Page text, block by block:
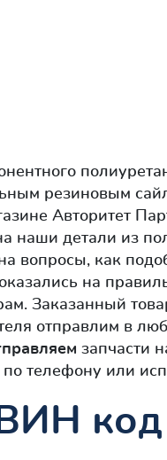
резиновым
Авторитет
наши детали из
вопросы, как
на
Заказанный
отправлим в
запчасти
телефону или
код